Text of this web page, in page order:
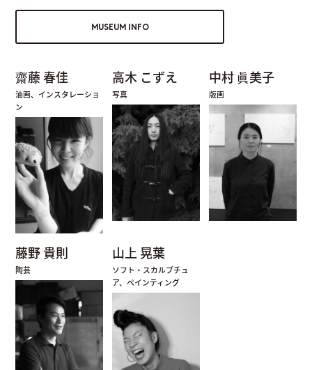
MUSEUM INFO
齋藤 春佳
油画、インスタレーショ
ン
高木 こずえ
写真
中村 眞美子
版画
藤野 貴則
陶芸
山上 晃葉
ソフト・スカルプチュ
ア、ペインティング